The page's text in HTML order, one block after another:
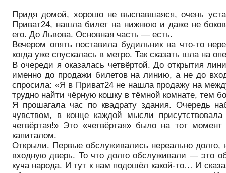
Придя домой, хорошо не выспавшаяся, очень
Приват24, нашла билет на нижнюю и даже не
его. До Львова. Основная часть — есть.
Вечером опять поставила будильник на что-то
когда уже спускалась в метро. Так сказать шла на
В очереди я оказалась четвёртой. До открытия
именно до продажи билетов на линию, а не до
спросила: «Я в Приват24 не нашла продажу на
трудно найти чёрную кошку в тёмной комнате, тем
Я прошагала час по квадрату здания. Очередь
чувством, в конце каждой мысли
четвёртая!» Это «четвёртая» было на тот
капиталом.
Открыли. Первые обслуживались нереально долго,
входную дверь. То что долго обслуживали — это
куча народа. И тут к нам подошёл какой-то… И